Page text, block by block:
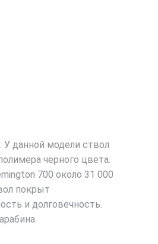
У данной модели ствол
черного цвета.
700 около 31 000
покрыт
и долговечность.